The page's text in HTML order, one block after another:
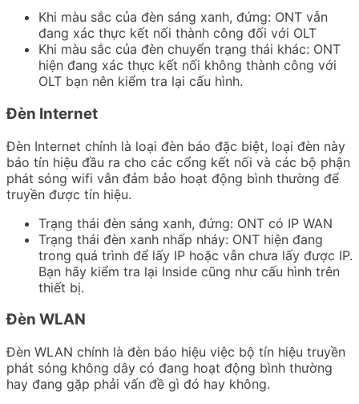
Khi màu sắc của đèn sáng xanh, đứng: ONT vẫn
đang xác thực kết nối thành công đối với OLT
Khi màu sắc của đèn chuyển trạng thái khác: ONT
hiện đang xác thực kết nối không thành công với
OLT bạn nên kiểm tra lại cấu hình.
Đèn Internet
Đèn Internet chính là loại đèn báo đặc biệt, loại đèn này
báo tín hiệu đầu ra cho các cổng kết nối và các bộ phận
phát sóng wifi vẫn đảm bảo hoạt động bình thường để
truyền được tín hiệu.
Trạng thái đèn sáng xanh, đứng: ONT có IP WAN
Trạng thái đèn xanh nhấp nháy: ONT hiện đang
trong quá trình để lấy IP hoặc vẫn chưa lấy được IP.
Bạn hãy kiểm tra lại Inside cũng như cấu hình trên
thiết bị.
Đèn WLAN
Đèn WLAN chính là đèn báo hiệu việc bộ tín hiệu truyền
phát sóng không dây có đang hoạt động bình thường
hay đang gặp phải vấn đề gì đó hay không.